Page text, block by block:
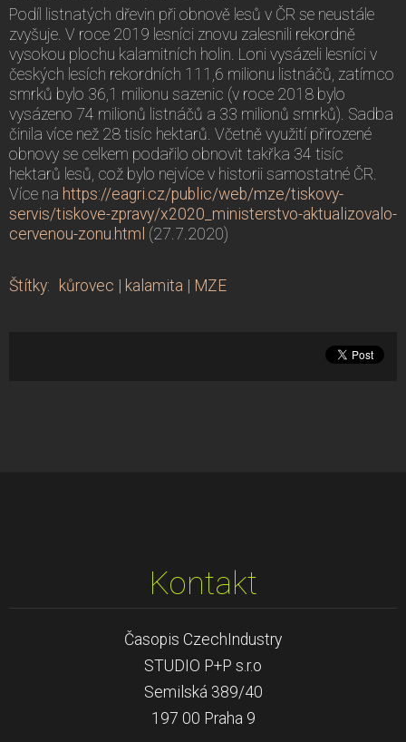
Podíl listnatých dřevin při obnově lesů v ČR se neustále
zvyšuje. V roce 2019 lesníci znovu zalesnili rekordně
vysokou plochu kalamitních holin. Loni vysázeli lesníci v
českých lesích rekordních 111,6 milionu listnáčů, zatímco
smrků bylo 36,1 milionu sazenic (v roce 2018 bylo
vysázeno 74 milionů listnáčů a 33 milionů smrků). Sadba
činila více než 28 tisíc hektarů. Včetně využití přirozené
obnovy se celkem podařilo obnovit takřka 34 tisíc
hektarů lesů, což bylo nejvíce v historii samostatné ČR.
Více na https://eagri.cz/public/web/mze/tiskovy-
servis/tiskove-zpravy/x2020_ministerstvo-aktualizovalo-
cervenou-zonu.html (27.7.2020)
Štítky: kůrovec | kalamita | MZE
Kontakt
Časopis CzechIndustry
STUDIO P+P s.r.o
Semilská 389/40
197 00 Praha 9